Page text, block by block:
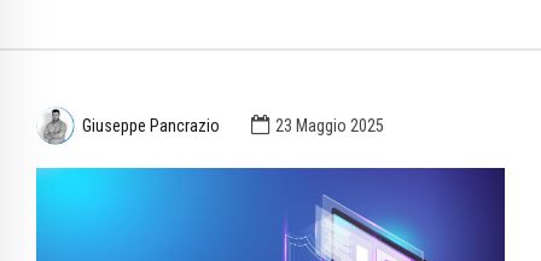
Giuseppe Pancrazio 23 Maggio 2025